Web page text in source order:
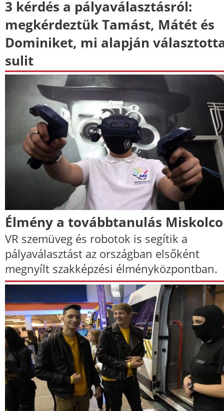
3 kérdés a pályaválasztásról:
megkérdeztük Tamást, Mátét és
Dominiket, mi alapján
sulit
Élmény a továbbtanulás
VR szemüveg és robotok is segítik a
pályaválasztást az országban elsőként
megnyílt szakképzési élményközpontban.